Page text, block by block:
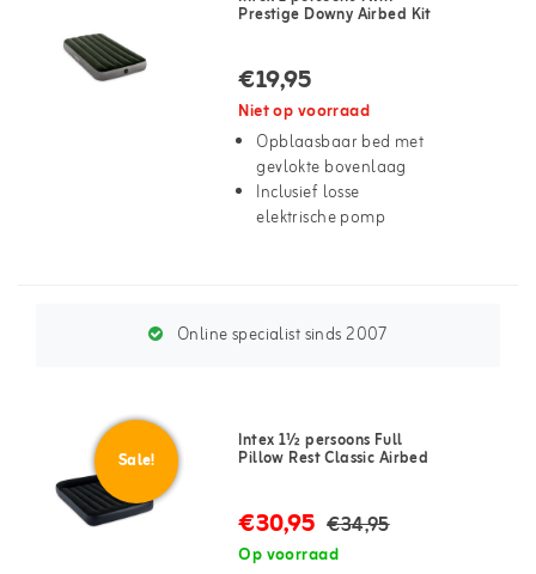
Prestige Downy Airbed Kit
€19,95
Niet op voorraad
Opblaasbaar bed met
gevlokte bovenlaag
Inclusief losse
elektrische pomp
Online specialist sinds 2007
Sale!
Intex 1½ persoons Full
Pillow Rest Classic Airbed
€30,95 €34,95
Op voorraad